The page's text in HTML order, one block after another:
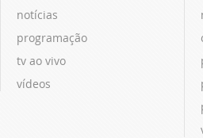
notícias
programação
tv ao vivo
vídeos